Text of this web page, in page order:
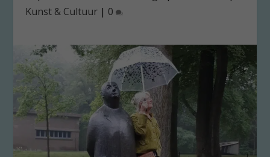
Kunst & Cultuur | 0